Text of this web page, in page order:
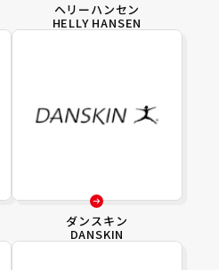
ヘリーハンセン
HELLY HANSEN
ダンスキン
DANSKIN